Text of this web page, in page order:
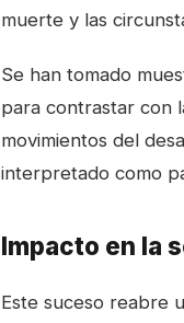
muerte y las
Se han tomado
para contrastar con
movimientos del
interpretado como
Impacto en la
Este suceso reabre